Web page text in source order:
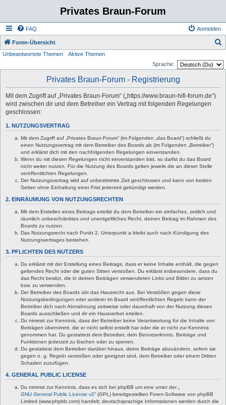
Privates Braun-Forum
FAQ Anmelden
Foren-Übersicht
Unbeantwortete Themen
Aktive Themen
Sprache:
Privates Braun-Forum - Registrierung
Mit dem Zugriff auf „Privates Braun-Forum“ („https://www.braun-hifi-forum.de“)
wird zwischen dir und dem Betreiber ein Vertrag mit folgenden Regelungen
geschlossen:
1. NUTZUNGSVERTRAG
Mit dem Zugriff auf „Privates Braun-Forum“ (im Folgenden „das Board“) schließt du
einen Nutzungsvertrag mit dem Betreiber des Boards ab (im Folgenden „Betreiber“)
und erklärst dich mit den nachfolgenden Regelungen einverstanden.
Wenn du mit diesen Regelungen nicht einverstanden bist, so darfst du das Board
nicht weiter nutzen. Für die Nutzung des Boards gelten jeweils die an dieser Stelle
veröffentlichten Regelungen.
Der Nutzungsvertrag wird auf unbestimmte Zeit geschlossen und kann von beiden
Seiten ohne Einhaltung einer Frist jederzeit gekündigt werden.
2. EINRÄUMUNG VON NUTZUNGSRECHTEN
Mit dem Erstellen eines Beitrags erteilst du dem Betreiber ein einfaches, zeitlich und
räumlich unbeschränktes und unentgeltliches Recht, deinen Beitrag im Rahmen des
Boards zu nutzen.
Das Nutzungsrecht nach Punkt 2, Unterpunkt a bleibt auch nach Kündigung des
Nutzungsvertrages bestehen.
3. PFLICHTEN DES NUTZERS
Du erklärst mit der Erstellung eines Beitrags, dass er keine Inhalte enthält, die gegen
geltendes Recht oder die guten Sitten verstoßen. Du erklärst insbesondere, dass du
das Recht besitzt, die in deinen Beiträgen verwendeten Links und Bilder zu setzen
bzw. zu verwenden.
Der Betreiber des Boards übt das Hausrecht aus. Bei Verstößen gegen diese
Nutzungsbedingungen oder anderer im Board veröffentlichten Regeln kann der
Betreiber dich nach Abmahnung zeitweise oder dauerhaft von der Nutzung dieses
Boards ausschließen und dir ein Hausverbot erteilen.
Du nimmst zur Kenntnis, dass der Betreiber keine Verantwortung für die Inhalte von
Beiträgen übernimmt, die er nicht selbst erstellt hat oder die er nicht zur Kenntnis
genommen hat. Du gestattest dem Betreiber, dein Benutzerkonto, Beiträge und
Funktionen jederzeit zu löschen oder zu sperren.
Du gestattest dem Betreiber darüber hinaus, deine Beiträge abzuändern, sofern sie
gegen o. g. Regeln verstoßen oder geeignet sind, dem Betreiber oder einem Dritten
Schaden zuzufügen.
4. GENERAL PUBLIC LICENSE
Du nimmst zur Kenntnis, dass es sich bei phpBB um eine unter der „
GNU General Public License v2“ (GPL) bereitgestellten Foren-Software von phpBB
Limited (www.phpbb.com) handelt; deutschsprachige Informationen werden durch die